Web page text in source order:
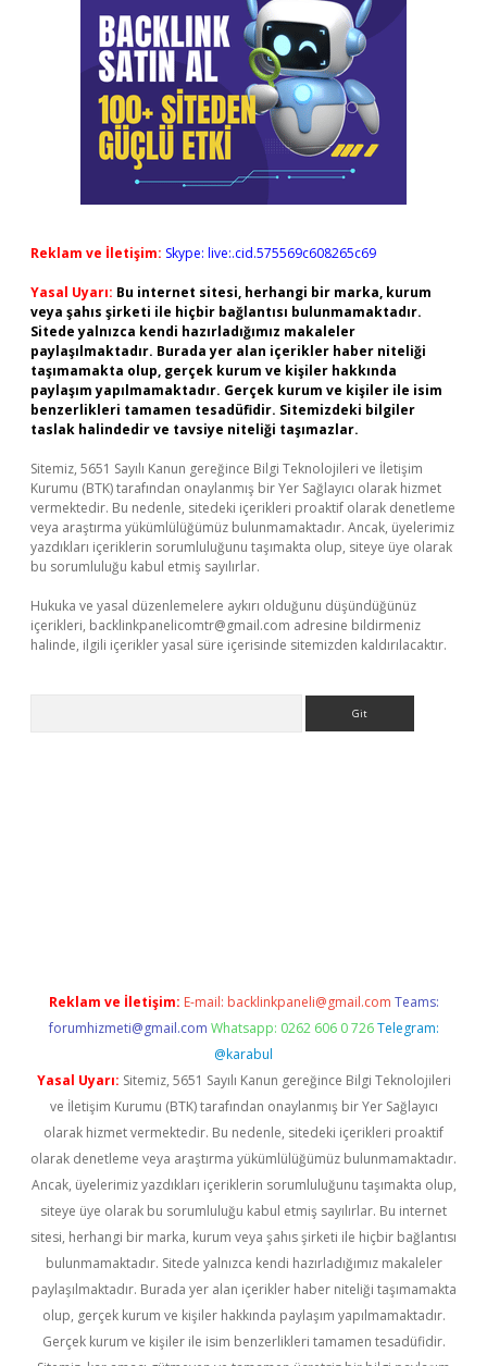
Reklam ve İletişim: Skype: live:.cid.575569c608265c69
Yasal Uyarı: Bu internet sitesi, herhangi bir marka, kurum
veya şahıs şirketi ile hiçbir bağlantısı bulunmamaktadır.
Sitede yalnızca kendi hazırladığımız makaleler
paylaşılmaktadır. Burada yer alan içerikler haber niteliği
taşımamakta olup, gerçek kurum ve kişiler hakkında
paylaşım yapılmamaktadır. Gerçek kurum ve kişiler ile isim
benzerlikleri tamamen tesadüfidir. Sitemizdeki bilgiler
taslak halindedir ve tavsiye niteliği taşımazlar.
Sitemiz, 5651 Sayılı Kanun gereğince Bilgi Teknolojileri ve İletişim
Kurumu (BTK) tarafından onaylanmış bir Yer Sağlayıcı olarak hizmet
vermektedir. Bu nedenle, sitedeki içerikleri proaktif olarak denetleme
veya araştırma yükümlülüğümüz bulunmamaktadır. Ancak, üyelerimiz
yazdıkları içeriklerin sorumluluğunu taşımakta olup, siteye üye olarak
bu sorumluluğu kabul etmiş sayılırlar.
Hukuka ve yasal düzenlemelere aykırı olduğunu düşündüğünüz
içerikleri, backlinkpanelicomtr@gmail.com adresine bildirmeniz
halinde, ilgili içerikler yasal süre içerisinde sitemizden kaldırılacaktır.
Reklam ve İletişim: E-mail: backlinkpaneli@gmail.com Teams:
forumhizmeti@gmail.com Whatsapp: 0262 606 0 726 Telegram:
@karabul
Yasal Uyarı: Sitemiz, 5651 Sayılı Kanun gereğince Bilgi Teknolojileri
ve İletişim Kurumu (BTK) tarafından onaylanmış bir Yer Sağlayıcı
olarak hizmet vermektedir. Bu nedenle, sitedeki içerikleri proaktif
olarak denetleme veya araştırma yükümlülüğümüz bulunmamaktadır.
Ancak, üyelerimiz yazdıkları içeriklerin sorumluluğunu taşımakta olup,
siteye üye olarak bu sorumluluğu kabul etmiş sayılırlar. Bu internet
sitesi, herhangi bir marka, kurum veya şahıs şirketi ile hiçbir bağlantısı
bulunmamaktadır. Sitede yalnızca kendi hazırladığımız makaleler
paylaşılmaktadır. Burada yer alan içerikler haber niteliği taşımamakta
olup, gerçek kurum ve kişiler hakkında paylaşım yapılmamaktadır.
Gerçek kurum ve kişiler ile isim benzerlikleri tamamen tesadüfidir.